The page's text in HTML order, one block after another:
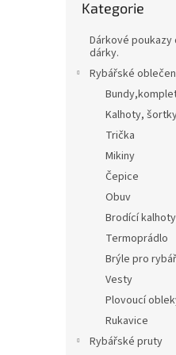
kategorie
Kategorie
Dárkové
dárky.
Rybářské
Kalhoty,
Trička
Mikiny
Čepice
Obuv
Brodící
Termoprádlo
Brýle pro
Vesty
Plovoucí
Rukavice
Rybářské pruty